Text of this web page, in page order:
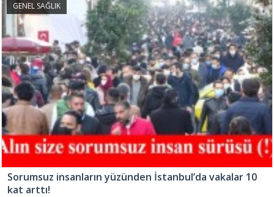
GENEL SAĞLIK
Sorumsuz insanların yüzünden İstanbul’da vakalar 10
kat arttı!